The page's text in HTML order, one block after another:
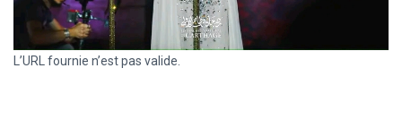
L’URL fournie n’est pas valide.